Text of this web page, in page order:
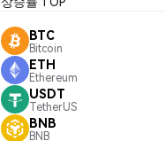
BTC
Bitcoin
ETH
Ethereum
USDT
TetherUS
BNB
BNB